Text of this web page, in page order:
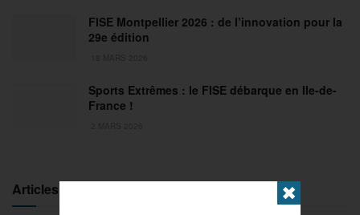
FISE Montpellier 2026 : de l’innovation pour la
29e édition
Sports Extrêmes : le FISE débarque en Ile-de-
France !
Articles populaires ✖